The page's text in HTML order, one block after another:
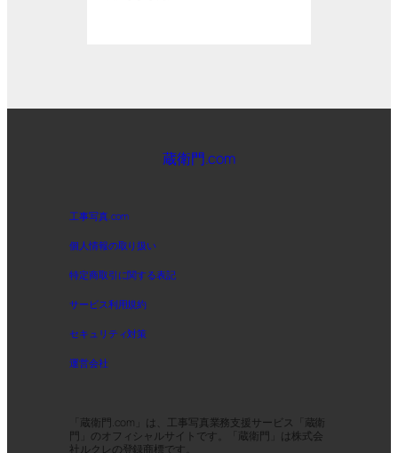
蔵衛門.com
工事写真.com
個人情報の取り扱い
特定商取引に関する表記
サービス利用規約
セキュリティ対策
運営会社
「蔵衛門.com」は、工事写真業務支援サービス「蔵衛
門」のオフィシャルサイトです。「蔵衛門」は株式会
社ルクレの登録商標です。